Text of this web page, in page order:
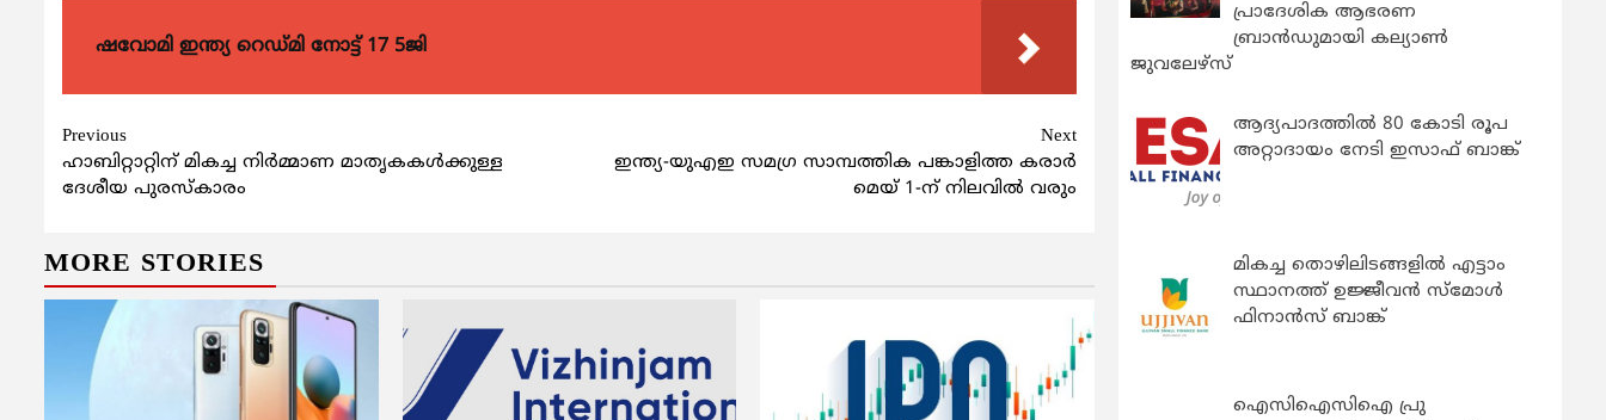
ഷവോമി ഇന്ത്യ റെഡ്മി നോട്ട് 17 5ജി
Continue
Reading
Previous
ഹാബിറ്റാറ്റിന് മികച്ച നിര്‍മ്മാണ മാതൃകകള്‍ക്കുള്ള
ദേശീയ പുരസ്കാരം
Next
ഇന്ത്യ-യുഎഇ സമഗ്ര സാമ്പത്തിക പങ്കാളിത്ത കരാർ
മെയ് 1-ന് നിലവിൽ വരും
MORE STORIES
പ്രാദേശിക ആഭരണ
ബ്രാന്‍ഡുമായി കല്യാണ്‍
ജുവലേഴ്‌സ്
ആദ്യപാദത്തിൽ 80 കോടി രൂപ
അറ്റാദായം നേടി ഇസാഫ് ബാങ്ക്
മികച്ച തൊഴിലിടങ്ങളിൽ എട്ടാം
സ്ഥാനത്ത് ഉജ്ജീവൻ സ്മോൾ
ഫിനാൻസ് ബാങ്ക്
ഐസിഐസിഐ പ്രു